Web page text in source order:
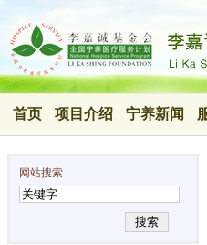
首页 项目介绍 宁养新闻
网站搜索
搜索